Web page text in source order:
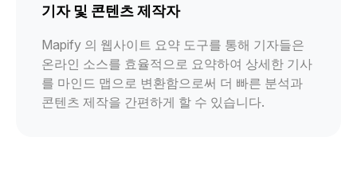
기자 및 콘텐츠 제작자
Mapify 의 웹사이트 요약 도구를 통해 기자들은
온라인 소스를 효율적으로 요약하여 상세한 기사
를 마인드 맵으로 변환함으로써 더 빠른 분석과
콘텐츠 제작을 간편하게 할 수 있습니다.